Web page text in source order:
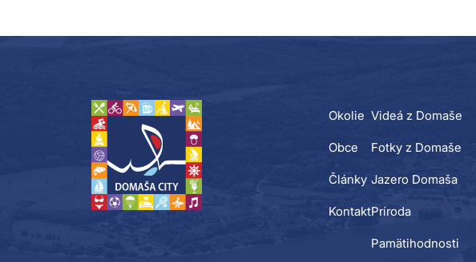
Okolie
Obce
Články
Kontakt
Videá z Domaše
Fotky z Domaše
Jazero Domaša
Príroda
Pamätihodnosti